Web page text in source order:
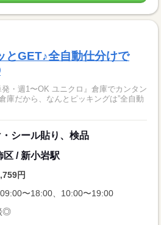
とGET♪全自動仕分けで
・週1〜OK ユニクロ』倉庫でカンタン
庫だから、なんとピッキングは”全自動
シール貼り、検品
区 / 新小岩駅
円
〜18:00、10:00〜19:00
◎